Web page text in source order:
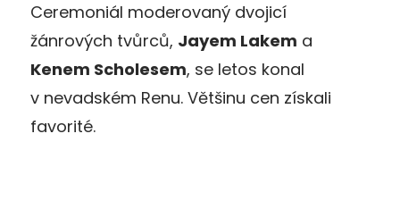
Ceremoniál moderovaný dvojicí
žánrových tvůrců, Jayem Lakem a
Kenem Scholesem, se letos konal
v nevadském Renu. Většinu cen získali
favorité.